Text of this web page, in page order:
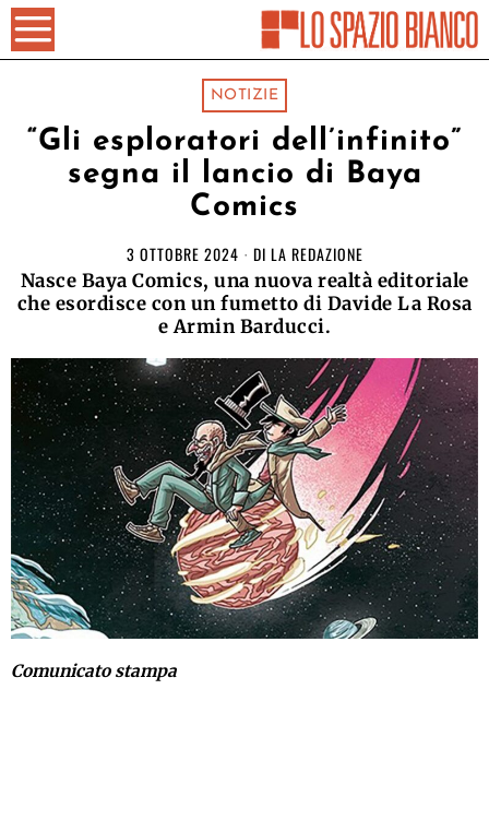
NOTIZIE
“Gli esploratori dell’infinito”
segna il lancio di Baya
Comics
3 OTTOBRE 2024 DI LA REDAZIONE
Nasce Baya Comics, una nuova realtà editoriale
che esordisce con un fumetto di Davide La Rosa
e Armin Barducci.
Comunicato stampa